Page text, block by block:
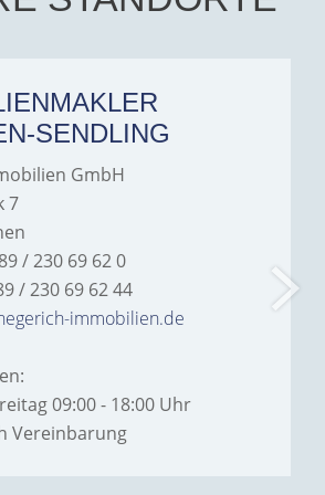
SENDLING
GmbH
7
/ 230 69 62 0
/ 230 69 62 44
immobilien.de
09:00 - 18:00 Uhr
Vereinbarung